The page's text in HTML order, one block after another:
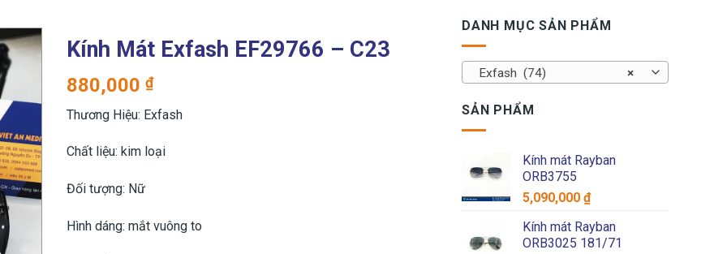
DANH MỤC SẢN PHẨM
×
Exfash (74)
SẢN PHẨM
Kính mát Rayban
ORB3755
5,090,000 ₫
Kính mát Rayban
ORB3025 181/71
Kính Mát Exfash EF29766 – C23
880,000 ₫
Thương Hiệu: Exfash
Chất liệu: kim loại
Đối tượng: Nữ
Hình dáng: mắt vuông to